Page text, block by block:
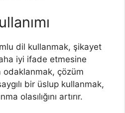
dil kullanmak, şikayet
iyi ifade etmesine
odaklanmak, çözüm
bir üslup kullanmak,
olasılığını artırır.